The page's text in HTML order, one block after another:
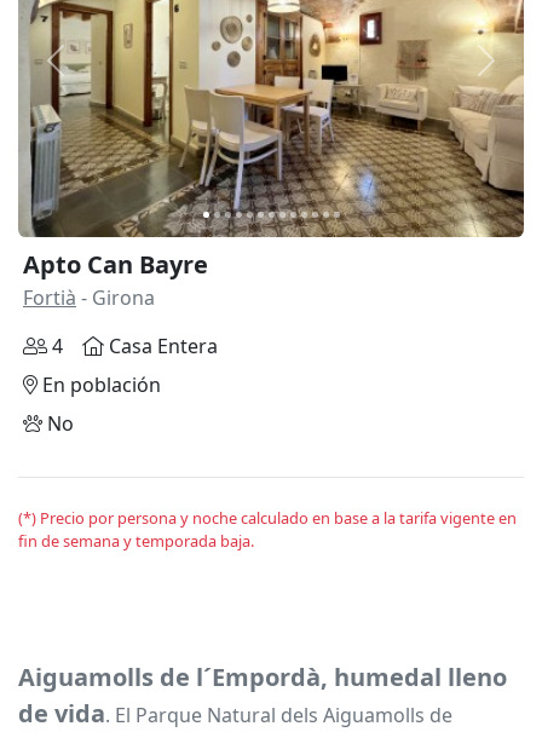
Anterior
Apto Can Bayre
Fortià - Girona
4
Casa Entera
En población
No
(*) Precio por persona y noche calculado en base a la tarifa vigente en
fin de semana y temporada baja.
Aiguamolls de l´Empordà, humedal lleno
de vida. El Parque Natural dels Aiguamolls de